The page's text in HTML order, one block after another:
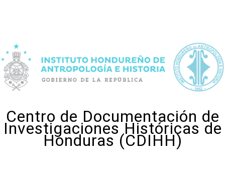
Centro de Documentación de
Investigaciones Históricas de
Honduras (CDIHH)